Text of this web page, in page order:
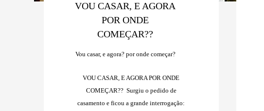
VOU CASAR, E AGORA
POR ONDE
COMEÇAR??
Vou casar, e agora? por onde começar?
VOU CASAR, E AGORA POR ONDE
COMEÇAR?? Surgiu o pedido de
casamento e ficou a grande interrogação: